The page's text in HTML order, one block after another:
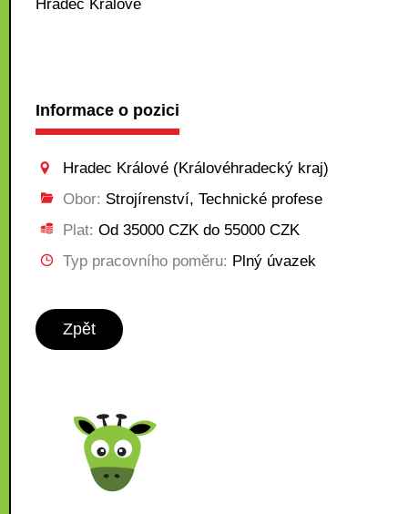
Hradec Králové
Informace o pozici
Hradec Králové (Královéhradecký kraj)
Obor: Strojírenství, Technické profese
Plat: Od 35000 CZK do 55000 CZK
Typ pracovního poměru: Plný úvazek
Zpět